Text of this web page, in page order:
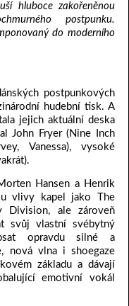
hluboce zakořeněnou
postpunku.
do moderního
postpunkových
hudební tisk. A
jejich aktuální deska
John Fryer (Nine Inch
Vanessa), vysoké
Hansen a Henrik
vlivy kapel jako The
Division, ale zároveň
svůj vlastní svébytný
opravdu silné a
nová vlna i shoegaze
základu a dávají
emotivní vokál